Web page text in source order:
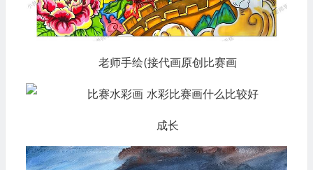
老师手绘(接代画原创比赛画
成长